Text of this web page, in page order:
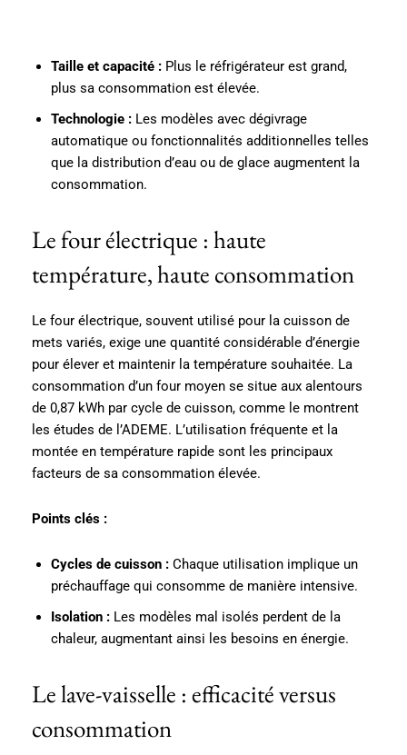
Taille et capacité : Plus le réfrigérateur est grand,
plus sa consommation est élevée.
Technologie : Les modèles avec dégivrage
automatique ou fonctionnalités additionnelles telles
que la distribution d’eau ou de glace augmentent la
consommation.
Le four électrique : haute
température, haute consommation
Le four électrique, souvent utilisé pour la cuisson de
mets variés, exige une quantité considérable d’énergie
pour élever et maintenir la température souhaitée. La
consommation d’un four moyen se situe aux alentours
de 0,87 kWh par cycle de cuisson, comme le montrent
les études de l’ADEME. L’utilisation fréquente et la
montée en température rapide sont les principaux
facteurs de sa consommation élevée.
Points clés :
Cycles de cuisson : Chaque utilisation implique un
préchauffage qui consomme de manière intensive.
Isolation : Les modèles mal isolés perdent de la
chaleur, augmentant ainsi les besoins en énergie.
Le lave-vaisselle : efficacité versus
consommation